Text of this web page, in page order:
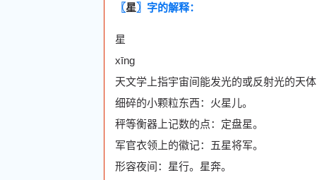
〖星〗字的解释：
星
xīng
天文学上指宇宙间能发光的或反射光的天
细碎的小颗粒东西：火星儿。
秤等衡器上记数的点：定盘星。
军官衣领上的徽记：五星将军。
形容夜间：星行。星奔。